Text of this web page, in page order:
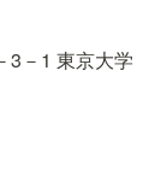
3－1 東京大学